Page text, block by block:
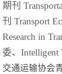
期刊
刊 Transport
Research in
委、 Intelligent
交通运输协会